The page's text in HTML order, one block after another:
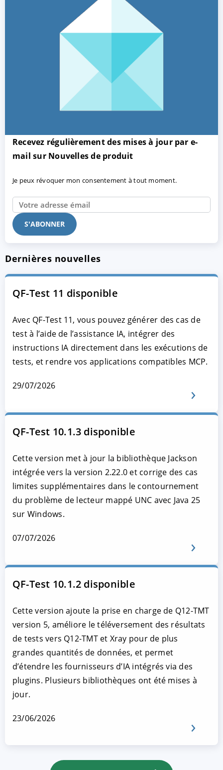
Recevez régulièrement des mises à jour par e-
mail sur Nouvelles de produit
Je peux révoquer mon consentement à tout moment.
Dernières nouvelles
QF-Test 11 disponible
Avec QF-Test 11, vous pouvez générer des cas de
test à l’aide de l’assistance IA, intégrer des
instructions IA directement dans les exécutions de
tests, et rendre vos applications compatibles MCP.
29/07/2026
QF-Test 10.1.3 disponible
Cette version met à jour la bibliothèque Jackson
intégrée vers la version 2.22.0 et corrige des cas
limites supplémentaires dans le contournement
du problème de lecteur mappé UNC avec Java 25
sur Windows.
07/07/2026
QF-Test 10.1.2 disponible
Cette version ajoute la prise en charge de Q12-TMT
version 5, améliore le téléversement des résultats
de tests vers Q12-TMT et Xray pour de plus
grandes quantités de données, et permet
d’étendre les fournisseurs d’IA intégrés via des
plugins. Plusieurs bibliothèques ont été mises à
jour.
23/06/2026
Mentions légales Protection des données